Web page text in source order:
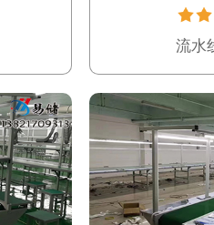
流水